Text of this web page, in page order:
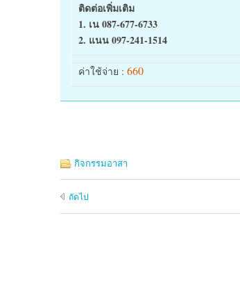
ติดต่อเพิ่มเติม
1. เน 087-677-6733
2. แนน 097-241-1514
ค่าใช้จ่าย : 660
กิจกรรมอาสา
ถัดไป